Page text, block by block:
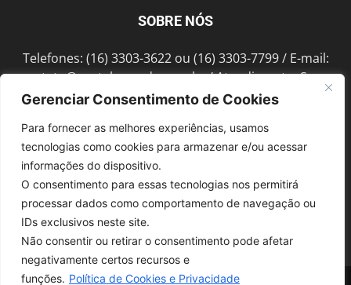
Gerenciar Consentimento de Cookies
Para fornecer as melhores experiências, usamos
tecnologias como cookies para armazenar e/ou acessar
informações do dispositivo.
O consentimento para essas tecnologias nos permitirá
processar dados como comportamento de navegação ou
IDs exclusivos neste site.
Não consentir ou retirar o consentimento pode afetar
negativamente certos recursos e
funções. Política de Cookies e Privacidade
SOBRE NÓS
Telefones: (16) 3303-3622 ou (16) 3303-7799 / E-mail:
contato@portalmorada.com.br/ Atendimento: Seg a
Sex das 8h às 18h / Endereço: Av. Bento de Abreu, 889
SIGA-NOS